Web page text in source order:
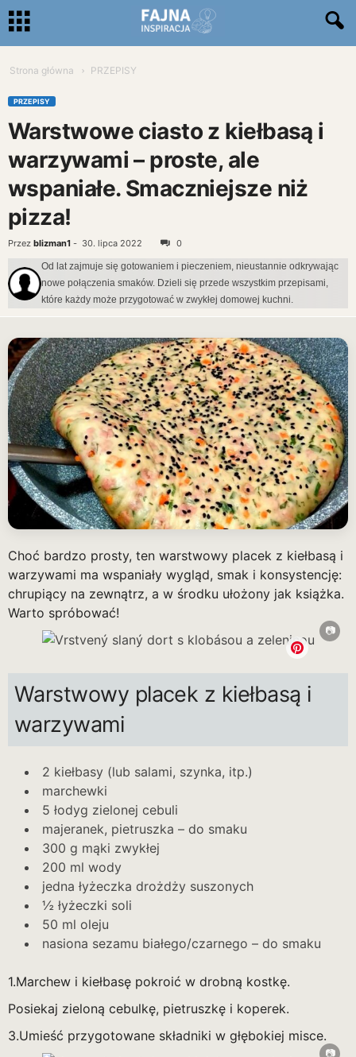
Strona główna PRZEPISY
PRZEPISY
Warstwowe ciasto z kiełbasą i
warzywami – proste, ale
wspaniałe. Smaczniejsze niż
pizza!
Przez blizman1 - 30. lipca 2022 0
Od lat zajmuje się gotowaniem i pieczeniem, nieustannie odkrywając
nowe połączenia smaków. Dzieli się przede wszystkim przepisami,
które każdy może przygotować w zwykłej domowej kuchni.
Choć bardzo prosty, ten warstwowy placek z kiełbasą i
warzywami ma wspaniały wygląd, smak i konsystencję:
chrupiący na zewnątrz, a w środku ułożony jak książka.
Warto spróbować!
Warstwowy placek z kiełbasą i
warzywami
2 kiełbasy (lub salami, szynka, itp.)
marchewki
5 łodyg zielonej cebuli
majeranek, pietruszka – do smaku
300 g mąki zwykłej
200 ml wody
jedna łyżeczka drożdży suszonych
½ łyżeczki soli
50 ml oleju
nasiona sezamu białego/czarnego – do smaku
1.Marchew i kiełbasę pokroić w drobną kostkę.
Posiekaj zieloną cebulkę, pietruszkę i koperek.
3.Umieść przygotowane składniki w głębokiej misce.